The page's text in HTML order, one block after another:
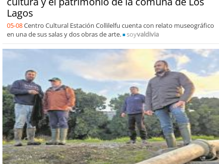
Lagos
05-08Centro Cultural Estación Collilelfu cuenta con relato museográfico
en una de sus salas y dos obras de arte.
soyvaldivia